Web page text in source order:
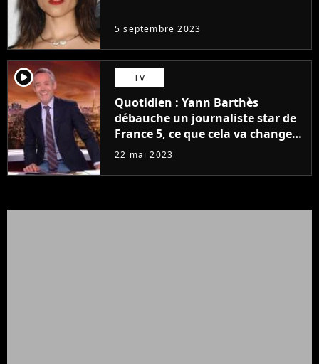
5 septembre 2023
player2 TV
Quotidien : Yann Barthès
débauche un journaliste star de
France 5, ce que cela va changer
à la rentrée
22 mai 2023